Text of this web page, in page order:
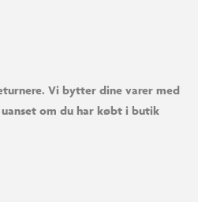
Vi bytter dine varer med
om du har købt i butik